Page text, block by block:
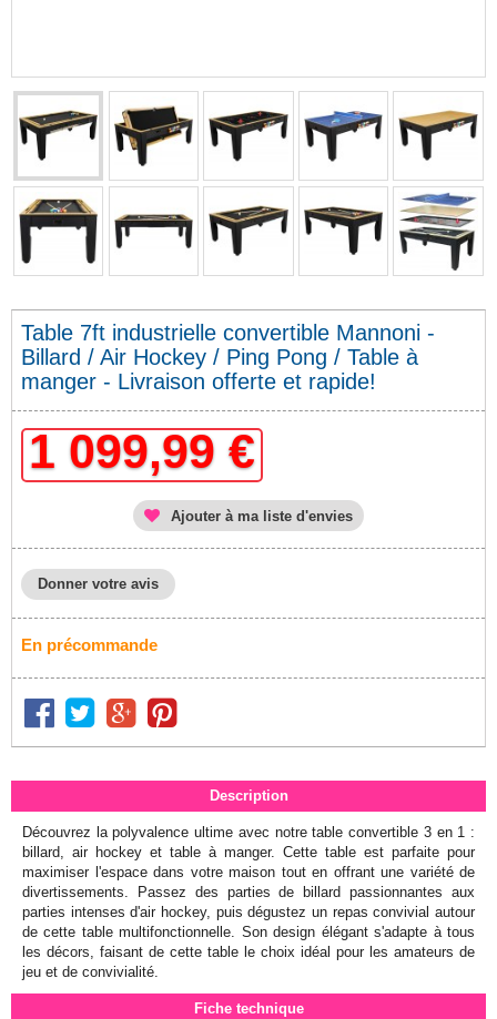
Table 7ft industrielle convertible Mannoni -
Billard / Air Hockey / Ping Pong / Table à
manger - Livraison offerte et rapide!
1 099,99 €
Ajouter à ma liste d'envies
Donner votre avis
En précommande
Description
Découvrez la polyvalence ultime avec notre table convertible 3 en 1 :
billard, air hockey et table à manger. Cette table est parfaite pour
maximiser l'espace dans votre maison tout en offrant une variété de
divertissements. Passez des parties de billard passionnantes aux
parties intenses d'air hockey, puis dégustez un repas convivial autour
de cette table multifonctionnelle. Son design élégant s'adapte à tous
les décors, faisant de cette table le choix idéal pour les amateurs de
jeu et de convivialité.
Fiche technique